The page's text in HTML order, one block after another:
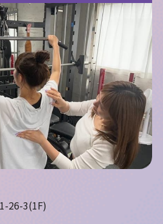
26-3(1F)